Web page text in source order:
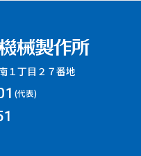
１丁目２７番地
(代表)